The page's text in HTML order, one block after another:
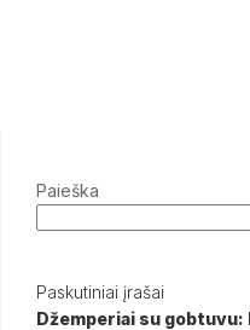
Paieška
Paskutiniai įrašai
Džemperiai su